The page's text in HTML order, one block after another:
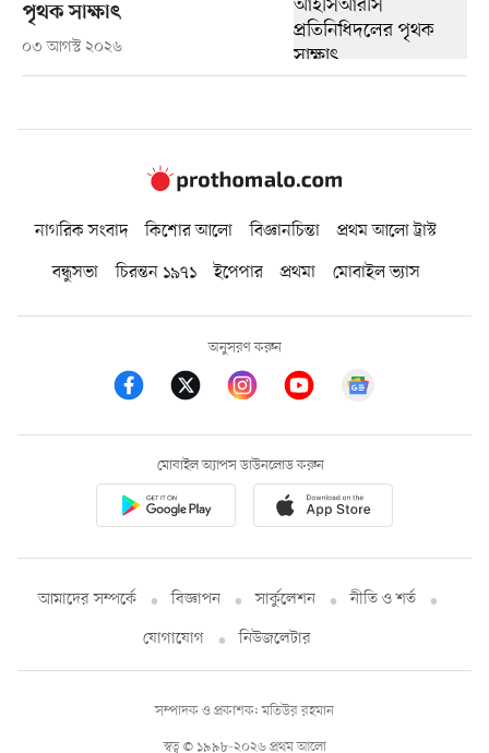
পৃথক সাক্ষাৎ
০৩ আগস্ট ২০২৬
নাগরিক সংবাদ কিশোর আলো বিজ্ঞানচিন্তা
প্রথম আলো ট্রাস্ট
বন্ধুসভা
চিরন্তন ১৯৭১ ইপেপার প্রথমা মোবাইল ভ্যাস
অনুসরণ করুন
মোবাইল অ্যাপস ডাউনলোড করুন
আমাদের সম্পর্কে বিজ্ঞাপন সার্কুলেশন
নীতি ও শর্ত
যোগাযোগ
নিউজলেটার
স্বত্ব © ১৯৯৮-২০২৬ প্রথম আলো
সম্পাদক ও প্রকাশক: মতিউর রহমান